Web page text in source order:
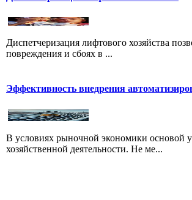
Диспетчеризация лифтового хозяйства
повреждения и сбоях в ...
Эффективность внедрения
В условиях рыночной экономики основой
хозяйственной деятельности. Не ме...